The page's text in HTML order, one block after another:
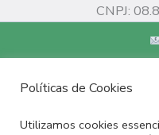
CNPJ:
Políticas de Cookies
Utilizamos cookies